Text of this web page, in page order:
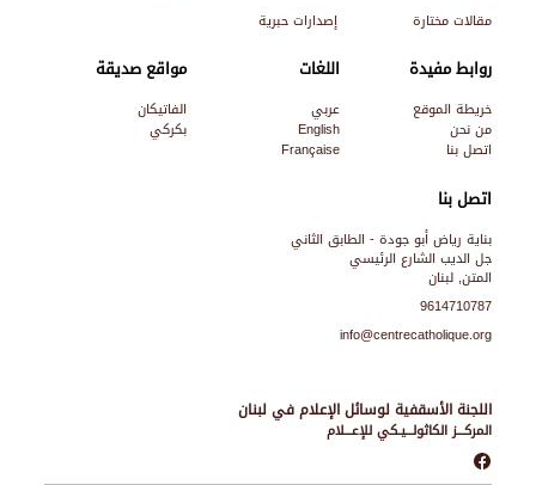
اللجنة الأسقفية لوسائل الإعلام في لبنان
المركـــز الكاثولـــيـكي للإعـــلام
اتصل بنا
بناية رياض أبو جودة - الطابق الثاني
جل الديب الشارع الرئيسي
المتن, لبنان
9614710787
info@centrecatholique.org
مقالات مختارة
إصدارات حبرية
روابط مفيدة
خريطة الموقع
من نحن
اتصل بنا
اللغات
عربي
English
Française
مواقع صديقة
الفاتيكان
بكركي